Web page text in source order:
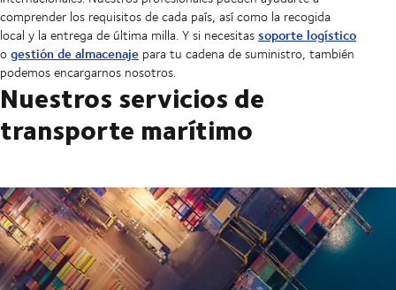
comprender los requisitos de cada país, así como la recogida
local y la entrega de última milla. Y si necesitassoporte logístico
ogestión de almacenaje para tu cadena de suministro, también
podemos encargarnos nosotros.
Nuestros servicios de
transporte marítimo